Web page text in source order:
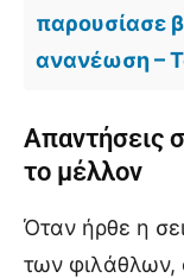
παρουσίασε
ανανέωση –
Απαντήσεις
το μέλλον
Όταν ήρθε η
των φιλάθλων,